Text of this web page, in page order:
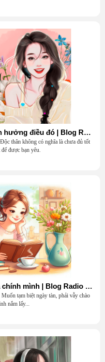
Nếu bạn độc thân, hãy cứ tận hưởng điều đó | Blog Radio 904
thân không có nghĩa là chưa đủ tốt
được bạn yêu.
Đi tìm phiên bản tốt nhất của chính mình | Blog Radio 903
tạm biệt ngày tàn, phải vẫy chào
nắm lấy...